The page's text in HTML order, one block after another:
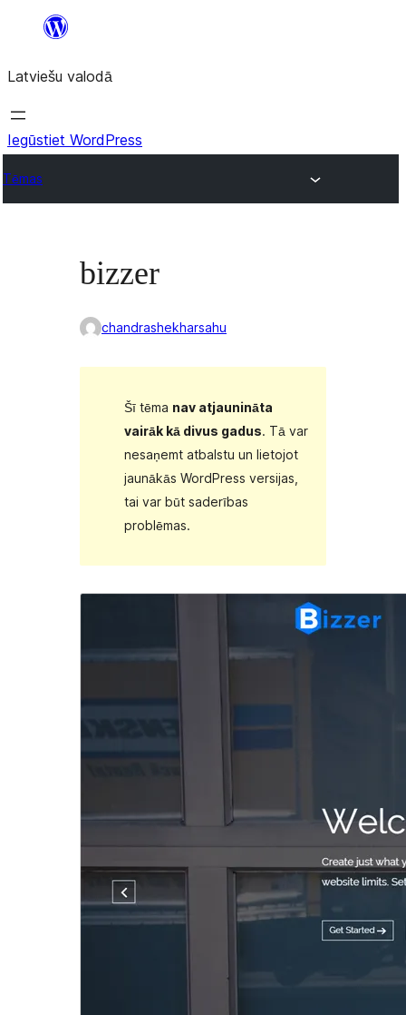
Pāriet
saturu
Latviešu valodā
Iegūstiet WordPress
Tēmas
bizzer
chandrashekharsahu
Šī tēma nav atjaunināta
vairāk kā divus gadus. Tā var
nesaņemt atbalstu un lietojot
jaunākās WordPress versijas,
tai var būt saderības
problēmas.